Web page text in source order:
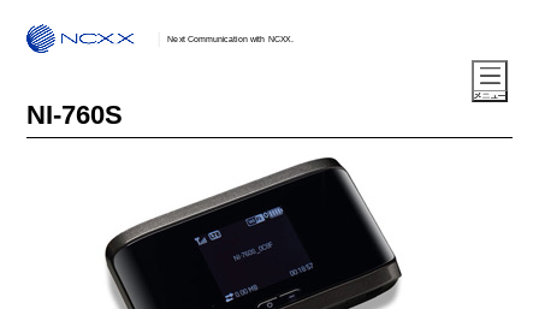
Next Communication with NCXX.
NI-760S